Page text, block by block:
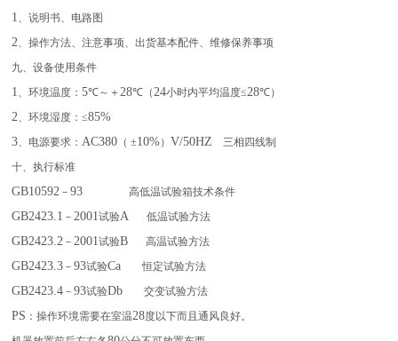
1、说明书、电路图
2、操作方法、注意事项、出货基本配件、维修保养事项
九、设备使用条件
1、环境温度：5℃～＋28℃（24小时内平均温度≤28℃）
2、环境湿度：≤85%
3、电源要求：AC380 （ ±10%） V/50HZ三相四线制
十、执行标准
GB10592 －93高低温试验箱技术条件
GB2423.1 －2001试验A低温试验方法
GB2423.2 －2001试验B高温试验方法
GB2423.3 －93试验Ca恒定试验方法
GB2423.4 －93试验Db交变试验方法
PS ：操作环境需要在室温28度以下而且通风良好。